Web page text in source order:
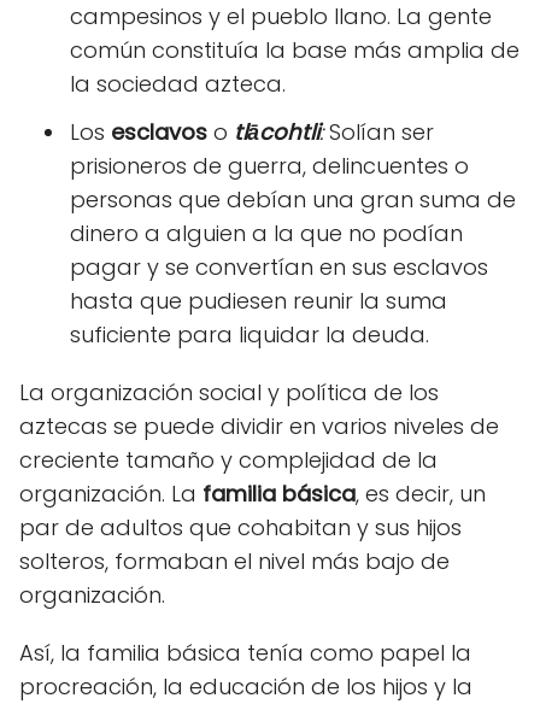
campesinos y el pueblo llano. La gente
común constituía la base más amplia de
la sociedad azteca.
Los esclavos o tlācohtli:Solían ser
prisioneros de guerra, delincuentes o
personas que debían una gran suma de
dinero a alguien a la que no podían
pagar y se convertían en sus esclavos
hasta que pudiesen reunir la suma
suficiente para liquidar la deuda.
La organización social y política de los
aztecas se puede dividir en varios niveles de
creciente tamaño y complejidad de la
organización. La familia básica, es decir, un
par de adultos que cohabitan y sus hijos
solteros, formaban el nivel más bajo de
organización.
Así, la familia básica tenía como papel la
procreación, la educación de los hijos y la